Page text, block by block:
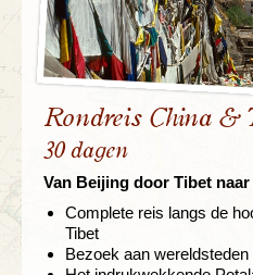
Rondreis China &
30 dagen
Van Beijing door Tibet
Complete reis langs de
Tibet
Bezoek aan